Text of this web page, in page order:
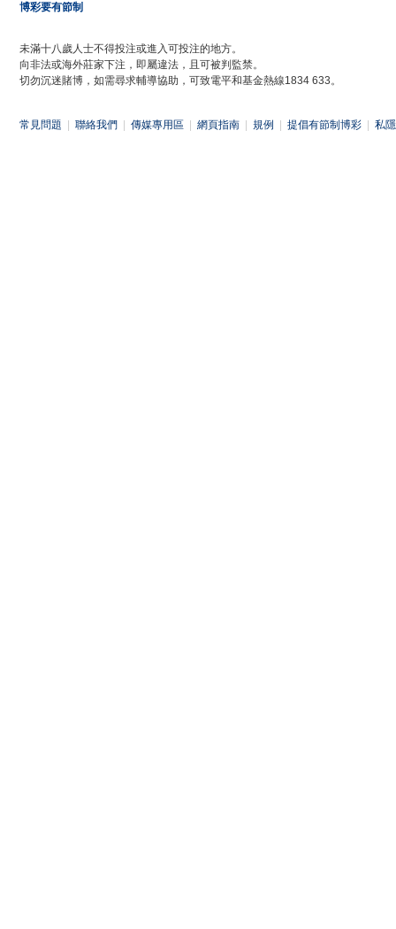
博彩要有節制
未滿十八歲人士不得投注或進入可投注的地方。
向非法或海外莊家下注，即屬違法，且可被判監禁。
切勿沉迷賭博，如需尋求輔導協助，可致電平和基金熱線1834 633。
常見問題 聯絡我們 傳媒專用區 網頁指南 規例 提倡有節制博彩 私